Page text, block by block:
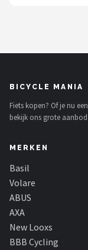
AXA
New Looxs
BBB Cycling
Schwalbe
Voltano
Shimano
BICYCLE MANIA
Fiets kopen? Of je nu
bekijk ons grote
MERKEN
Basil
Volare
ABUS
AXA
New Looxs
BBB Cycling